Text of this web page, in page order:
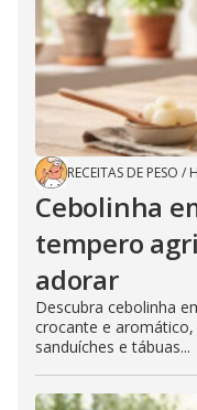
RECEITAS DE PESO /
Cebolinha
tempero
adorar
Descubra cebolinha
crocante e
sanduíches e tábuas...